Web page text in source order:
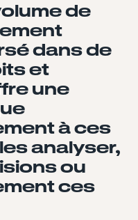
de
dans de
et
une
à ces
analyser,
ou
ces